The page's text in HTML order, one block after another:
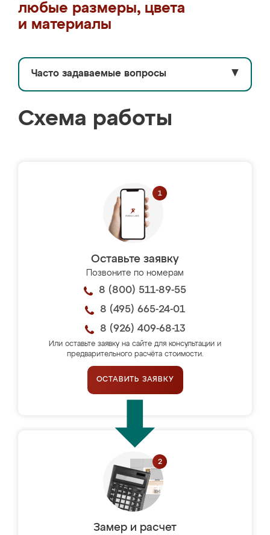
любые размеры, цвета
и материалы
Часто задаваемые вопросы ▼
Схема работы
Оставьте заявку
Позвоните по номерам
8 (800) 511-89-55
8 (495) 665-24-01
8 (926) 409-68-13
Или оставьте заявку на сайте для консультации и
предварительного расчёта стоимости.
ОСТАВИТЬ ЗАЯВКУ
Замер и расчет